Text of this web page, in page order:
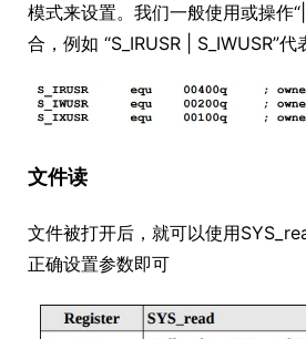
模式来设置。我们一般使用或操作
合，例如 “S_IRUSR | S_IWUSR”代
文件读
文件被打开后，就可以使用
正确设置参数即可